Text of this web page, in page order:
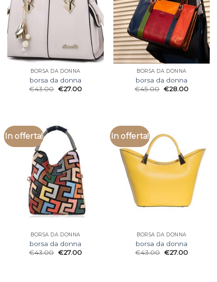
BORSA DA DONNA
borsa da donna
€43.00 €27.00
BORSA DA DONNA
borsa da donna
€45.00 €28.00
In offerta!
BORSA DA DONNA
borsa da donna
€43.00 €27.00
In offerta!
BORSA DA DONNA
borsa da donna
€43.00 €27.00